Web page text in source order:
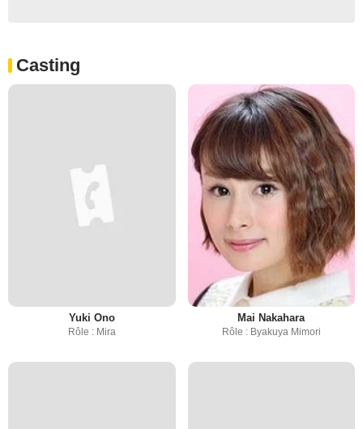
Casting
Yuki Ono
Rôle : Mira
Mai Nakahara
Rôle : Byakuya Mimori